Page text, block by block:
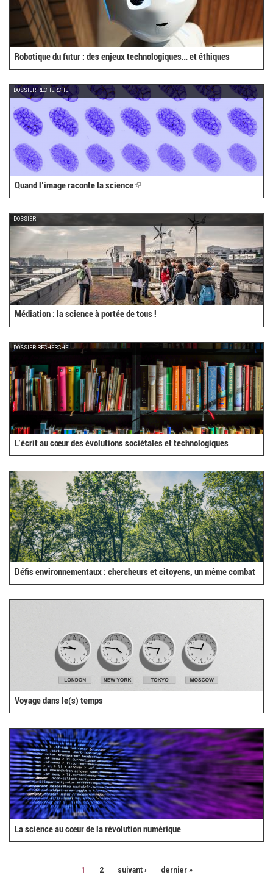
Robotique du futur : des enjeux technologiques… et éthiques
DOSSIER RECHERCHE
Quand l’image raconte la science(link
is
DOSSIER
Médiation : la science à portée de tous !
DOSSIER RECHERCHE
L’écrit au cœur des évolutions sociétales et technologiques
Défis environnementaux : chercheurs et citoyens, un même combat
Voyage dans le(s) temps
La science au cœur de la révolution numérique
1 2 suivant › dernier »